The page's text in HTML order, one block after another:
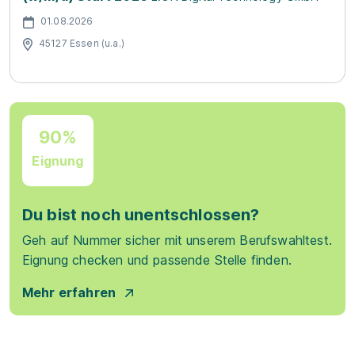
01.08.2026
45127 Essen (u.a.)
90%
Eignung
Du bist noch unentschlossen?
Geh auf Nummer sicher mit unserem Berufswahltest.
Eignung checken und passende Stelle finden.
Mehr erfahren